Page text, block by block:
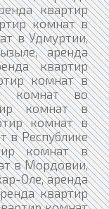
квартир
комнат в
в Удмуртии,
аренда
квартир
комнат в
комнат во
комнат в
комнат в
в Республике
комнат в
в Мордовии,
Оле, аренда
квартир